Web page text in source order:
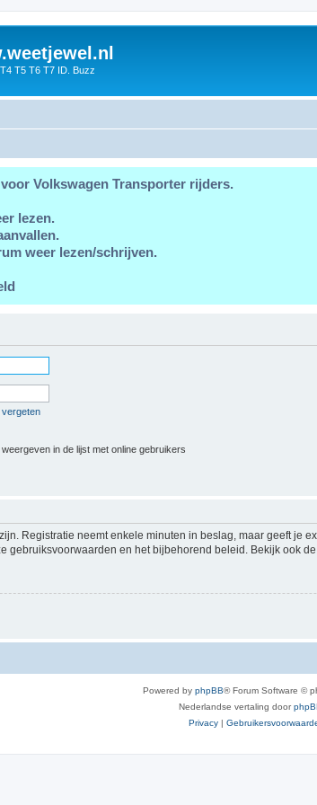
T5 T6 T7 ID. Buzz
Volkswagen Transporter rijders.
lezen.
weer lezen/schrijven.
vergeten
in de lijst met online gebruikers
Registratie neemt enkele minuten in beslag, maar geeft je
gebruiksvoorwaarden en het bijbehorend beleid. Bekijk ook
Powered by phpBB® Forum Software ©
Nederlandse vertaling door
Privacy |